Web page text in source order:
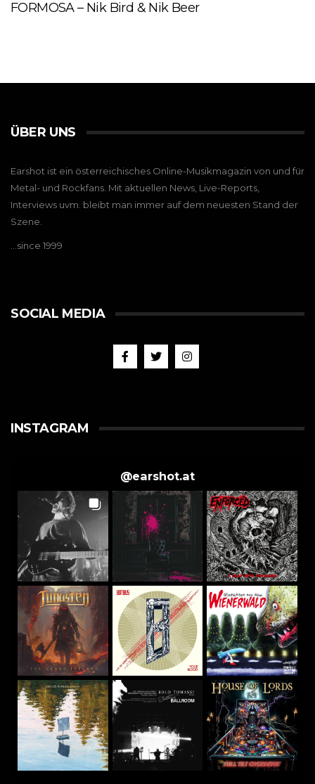
FORMOSA – Nik Bird & Nik Beer
ÜBER UNS
Earshot ist ein österreichisches Online-Musikmagazin von und für
Metal- und Rockfans. Mit aktuellen News, Live-Reports,
Interviews uvm. bleibt man immer auf dem neuesten Stand der
Szene.
…since 1999
SOCIAL MEDIA
INSTAGRAM
@earshot.at